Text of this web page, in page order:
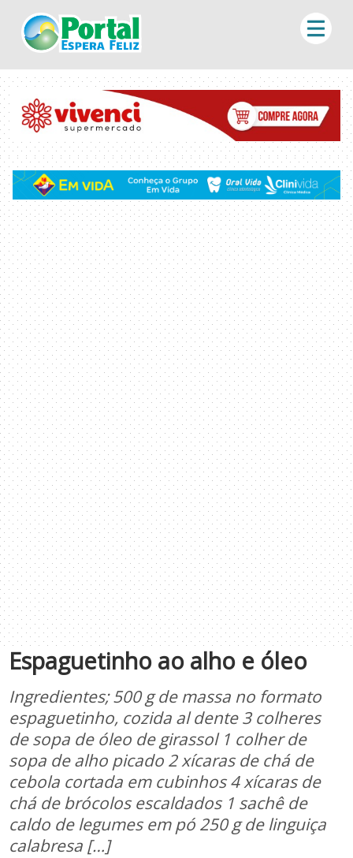
Espaguetinho ao alho e óleo
Ingredientes; 500 g de massa no formato
espaguetinho, cozida al dente 3 colheres
de sopa de óleo de girassol 1 colher de
sopa de alho picado 2 xícaras de chá de
cebola cortada em cubinhos 4 xícaras de
chá de brócolos escaldados 1 sachê de
caldo de legumes em pó 250 g de linguiça
calabresa […]